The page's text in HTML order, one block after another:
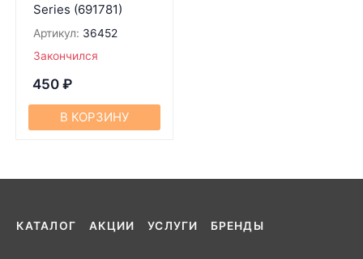
Series (691781)
Артикул: 36452
Закончился
450 ₽
В КОРЗИНУ
КАТАЛОГ АКЦИИ УСЛУГИ БРЕНДЫ